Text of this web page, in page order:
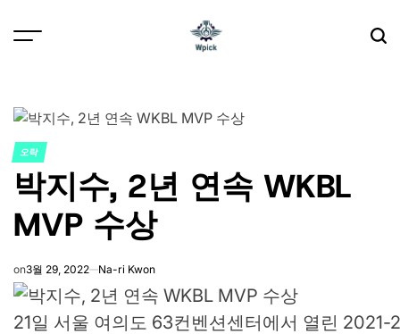
POSTED
IN
오락
박지수, 2년 연속 WKBL
MVP 수상
on3월 29, 2022 Na-ri Kwon
21일 서울 여의도 63컨벤션센터에서 열린 2021-